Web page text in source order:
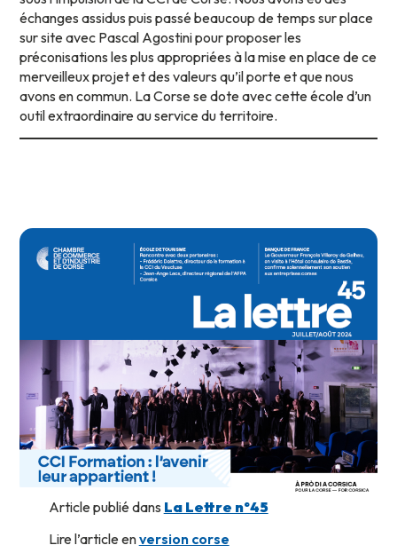
échanges assidus puis passé beaucoup de temps sur place
sur site avec Pascal Agostini pour proposer les
préconisations les plus appropriées à la mise en place de ce
merveilleux projet et des valeurs qu’il porte et que nous
avons en commun. La Corse se dote avec cette école d’un
outil extraordinaire au service du territoire.
Article publié dans La Lettre n°45
Lire l’article enversion corse